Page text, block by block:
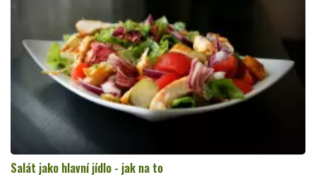
Salát jako hlavní jídlo - jak na to